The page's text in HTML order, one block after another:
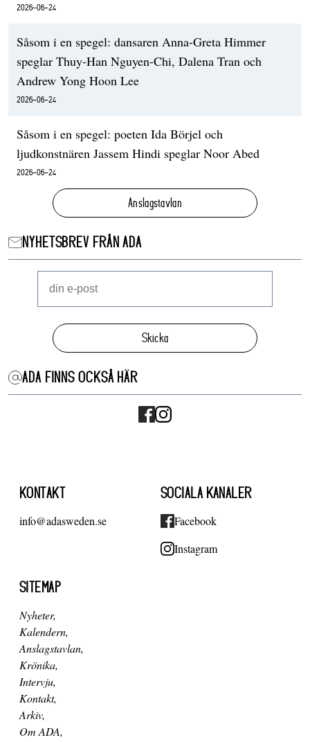
2026-06-24
Såsom i en spegel: dansaren Anna-Greta Himmer
speglar Thuy-Han Nguyen-Chi, Dalena Tran och
Andrew Yong Hoon Lee
2026-06-24
Såsom i en spegel: poeten Ida Börjel och
ljudkonstnären Jassem Hindi speglar Noor Abed
2026-06-24
Anslagstavlan
NYHETSBREV FRÅN ADA
Skicka
ADA FINNS OCKSÅ HÄR
KONTAKT
info@adasweden.se
SOCIALA KANALER
Facebook
Instagram
SITEMAP
Nyheter
Kalendern
Anslagstavlan
Krönika
Intervju
Kontakt
Arkiv
Om ADA